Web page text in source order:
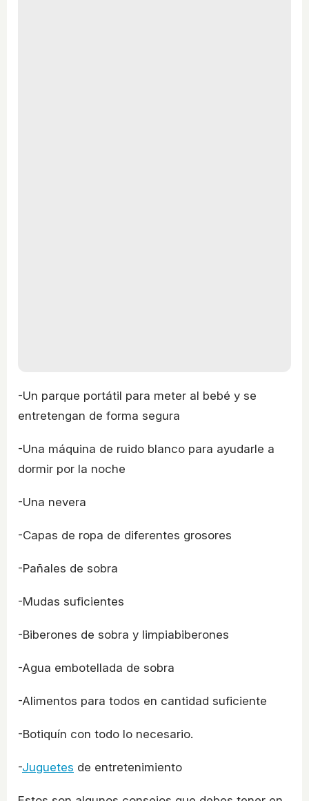
-Un parque portátil para meter al bebé y se
entretengan de forma segura
-Una máquina de ruido blanco para ayudarle a
dormir por la noche
-Una nevera
-Capas de ropa de diferentes grosores
-Pañales de sobra
-Mudas suficientes
-Biberones de sobra y limpiabiberones
-Agua embotellada de sobra
-Alimentos para todos en cantidad suficiente
-Botiquín con todo lo necesario.
-Juguetes de entretenimiento